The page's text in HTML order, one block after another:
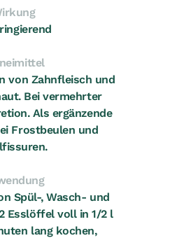
von Zahnfleisch und
Bei vermehrter
Als ergänzende
Frostbeulen und
Spül-, Wasch- und
Esslöffel voll in 1/2 l
lang kochen,